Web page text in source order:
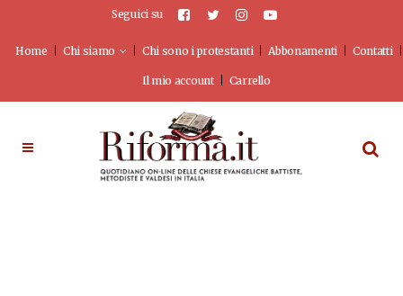
Seguici su
Home Chi siamo Chi sono i protestanti Abbonamenti Contatti
Il mio account Carrello